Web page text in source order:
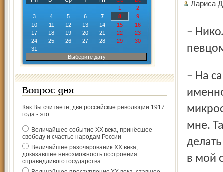
1
2
3
4 5 6 7 8
9
10
11 12 13 14 15
16
17
18 19 20 21 22
23
24
25 26 27 28 29
30
31
Выберите дату
Вопрос дня
Как Вы считаете, две российские революции 1917
года - это
Величайшее событие ХХ века, принёсшее
свободу и счастье народам России
Величайшее разочарование ХХ века,
доказавшее невозможность построения
справедливого государства
Лариса
– Николай, вы считаете себя прежде всего оперным
– На самом деле мой голос по-настоящему раскрывается
мне.
в мой